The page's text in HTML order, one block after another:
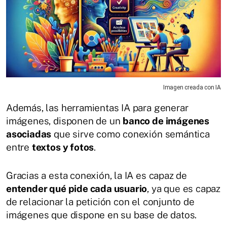
Imagen creada con IA
Además, las herramientas IA para generar
imágenes, disponen de un banco de imágenes
asociadas que sirve como conexión semántica
entre textos y fotos.
Gracias a esta conexión, la IA es capaz de
entender qué pide cada usuario, ya que es capaz
de relacionar la petición con el conjunto de
imágenes que dispone en su base de datos.